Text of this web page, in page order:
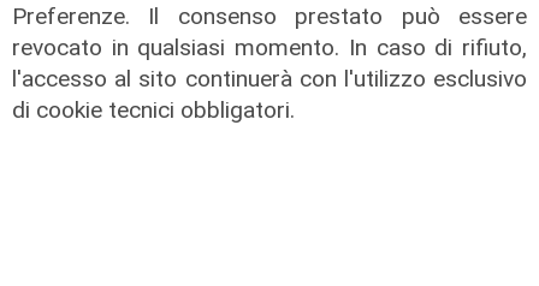
Preferenze. Il consenso prestato può essere
revocato in qualsiasi momento. In caso di rifiuto,
l'accesso al sito continuerà con l'utilizzo esclusivo
di cookie tecnici obbligatori.